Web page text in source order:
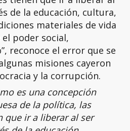
de la educación, cultura,
materiales de vida
poder social,
reconoce el error que se
misiones cayeron
y la corrupción.
es una concepción
de la política, las
que ir a liberar al ser